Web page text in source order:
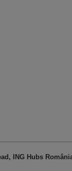
ING Hubs